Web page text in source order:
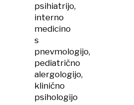
psihiatrijo,
interno
medicino
s
pnevmologijo,
pediatrično
alergologijo,
klinično
psihologijo